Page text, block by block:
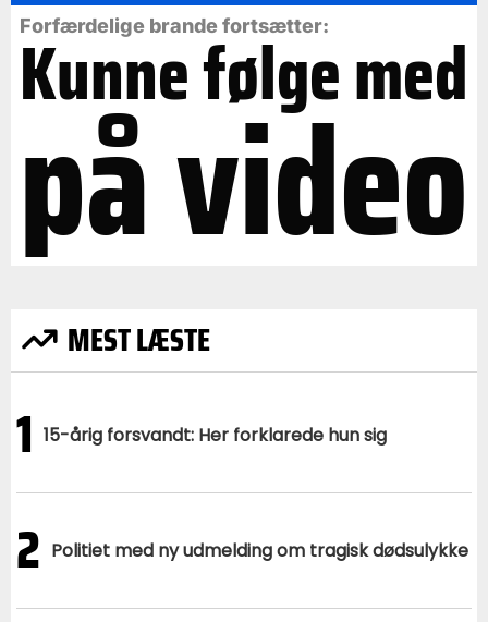
Forfærdelige brande fortsætter:
Kunne følge med
på video
MEST LÆSTE
1 15-årig forsvandt: Her forklarede hun sig
2 Politiet med ny udmelding om tragisk dødsulykke